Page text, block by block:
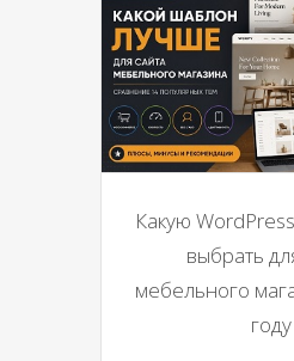
Какую
выбрать
мебельного
году